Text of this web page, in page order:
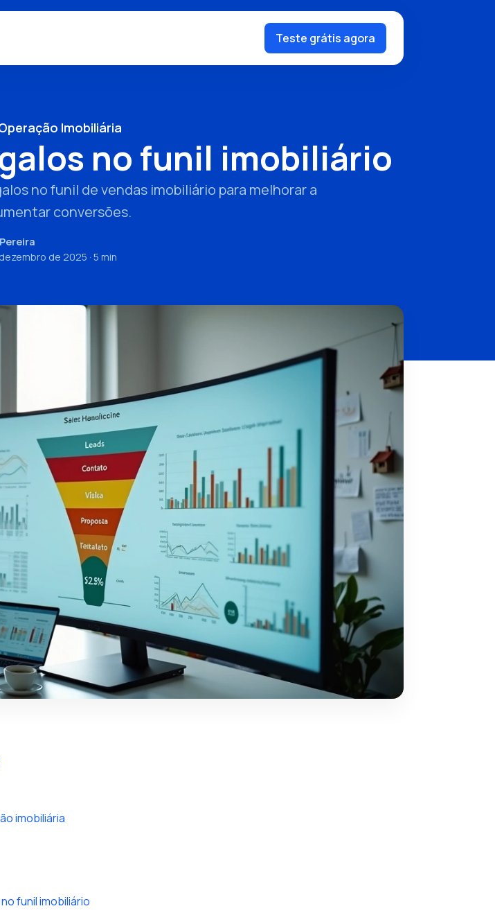
Teste grátis agora
Imobiliária
no funil imobiliário
no funil de vendas imobiliário para melhorar a
conversões.
de 2025 · 5 min
imobiliária
funil imobiliário